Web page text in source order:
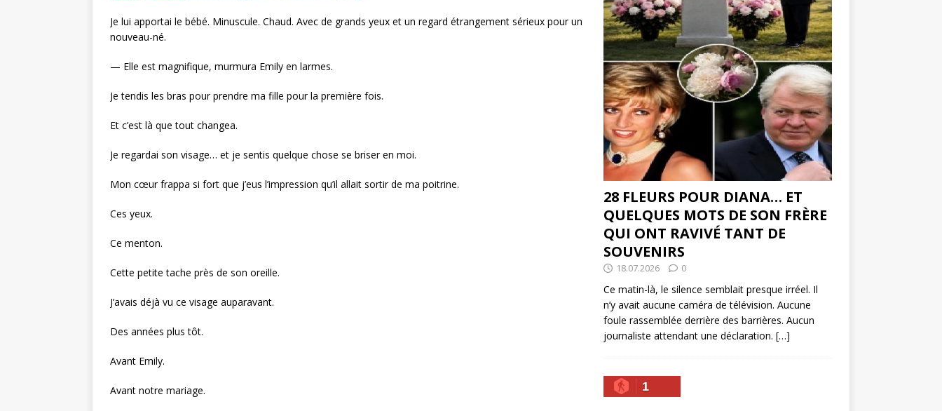
Je lui apportai le bébé. Minuscule. Chaud. Avec de grands yeux et un regard étrangement sérieux pour un
nouveau-né.
— Elle est magnifique, murmura Emily en larmes.
Je tendis les bras pour prendre ma fille pour la première fois.
Et c’est là que tout changea.
Je regardai son visage… et je sentis quelque chose se briser en moi.
Mon cœur frappa si fort que j’eus l’impression qu’il allait sortir de ma poitrine.
Ces yeux.
Ce menton.
Cette petite tache près de son oreille.
J’avais déjà vu ce visage auparavant.
Des années plus tôt.
Avant Emily.
Avant notre mariage.
28 FLEURS POUR DIANA… ET
QUELQUES MOTS DE SON FRÈRE
QUI ONT RAVIVÉ TANT DE
SOUVENIRS
18.07.2026 0
Ce matin-là, le silence semblait presque irréel. Il
n’y avait aucune caméra de télévision. Aucune
foule rassemblée derrière des barrières. Aucun
journaliste attendant une déclaration. […]
1